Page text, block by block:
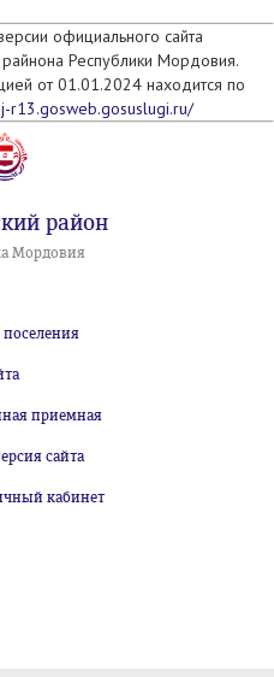
официального сайта
Республики Мордовия.
от 01.01.2024 находится по
r13.gosweb.gosuslugi.ru/
район
Мордовия
поселения
приемная
сайта
кабинет